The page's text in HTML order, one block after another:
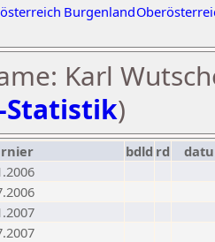
Burgenland
Karl
Statistik)
bdld rd